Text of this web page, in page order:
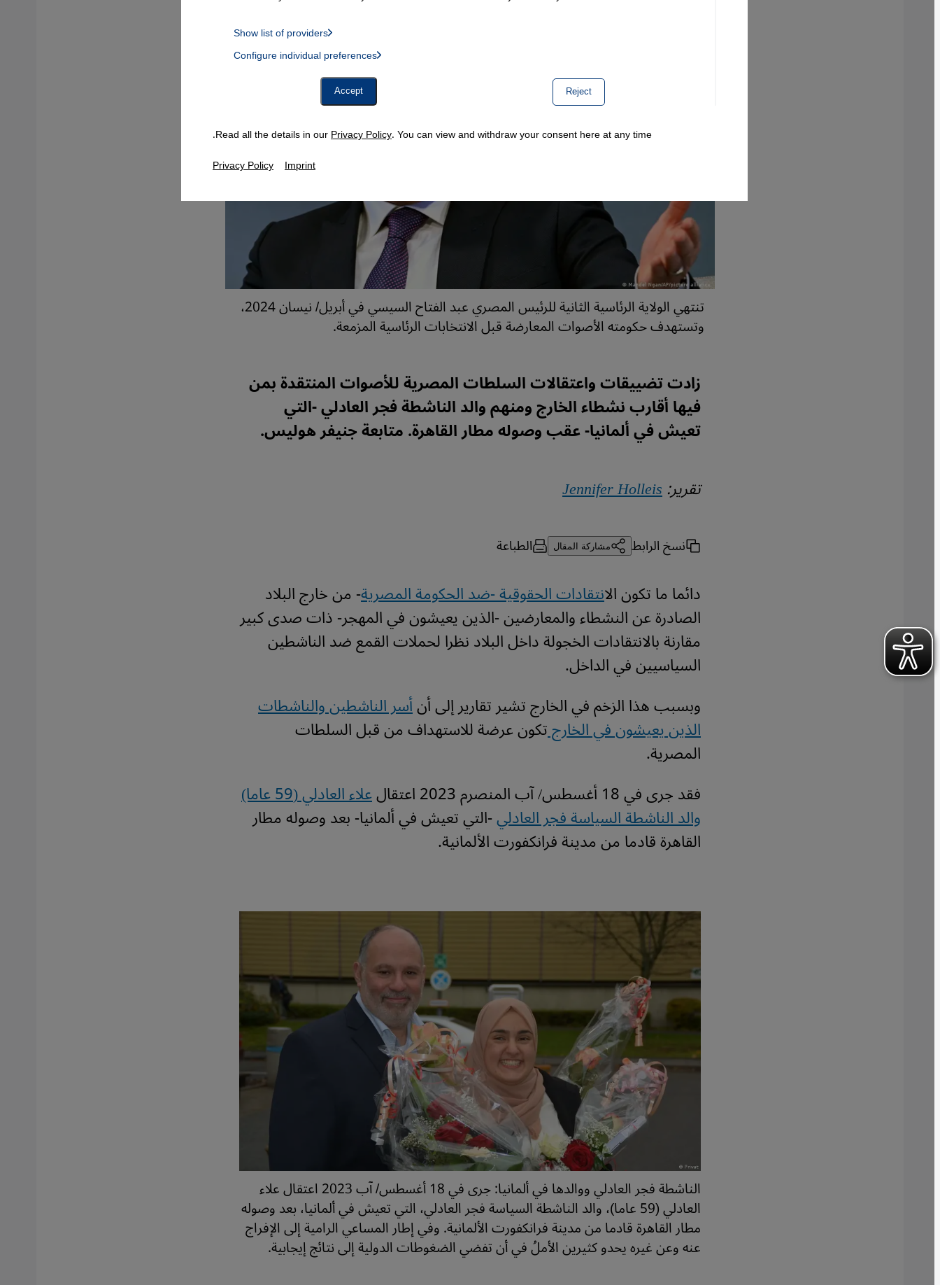
تنتهي الولاية الرئاسية الثانية للرئيس المصري عبد الفتاح السيسي في أبريل/ نيسان 2024،
وتستهدف حكومته الأصوات المعارضة قبل الانتخابات الرئاسية المزمعة.
زادت تضييقات واعتقالات السلطات المصرية للأصوات المنتقدة بمن
فيها أقارب نشطاء الخارج ومنهم والد الناشطة فجر العادلي -التي
تعيش في ألمانيا- عقب وصوله مطار القاهرة. متابعة جنيفر هوليس.
تقرير:Jennifer Holleis
نسخ الرابط مشاركة المقال الطباعة
دائما ما تكون الانتقادات الحقوقية -ضد الحكومة المصرية- من خارج البلاد
الصادرة عن النشطاء والمعارضين -الذين يعيشون في المهجر- ذات صدى كبير
مقارنة بالانتقادات الخجولة داخل البلاد نظرا لحملات القمع ضد الناشطين
السياسيين في الداخل.
وبسبب هذا الزخم في الخارج تشير تقارير إلى أنأسر الناشطين والناشطات
الذين يعيشون في الخارجتكون عرضة للاستهداف من قبل السلطات
المصرية.
فقد جرى في 18 أغسطس/ آب المنصرم 2023 اعتقال
علاء العادلي (59 عاما)
والد الناشطة السياسة فجر العادلي-التي تعيش في ألمانيا- بعد وصوله مطار
القاهرة قادما من مدينة فرانكفورت الألمانية.
الناشطة فجر العادلي ووالدها في ألمانيا: جرى في 18 أغسطس/ آب 2023 اعتقال علاء
العادلي (59 عاما)، والد الناشطة السياسة فجر العادلي، التي تعيش في ألمانيا، بعد وصوله
مطار القاهرة قادما من مدينة فرانكفورت الألمانية. وفي إطار المساعي الرامية إلى الإفراج
عنه وعن غيره يحدو كثيرين الأملُ في أن تفضي الضغوطات الدولية إلى نتائج إيجابية.
Reject
Show list of providers
Google Maps Embed, Google Tag Manager, Instagram Embed, Twitter Embed, Youtube Embed
Configure individual preferences
Accept
Read all the details in ourPrivacy Policy. You can view and withdraw your consent here at any time.
Privacy Policy Imprint